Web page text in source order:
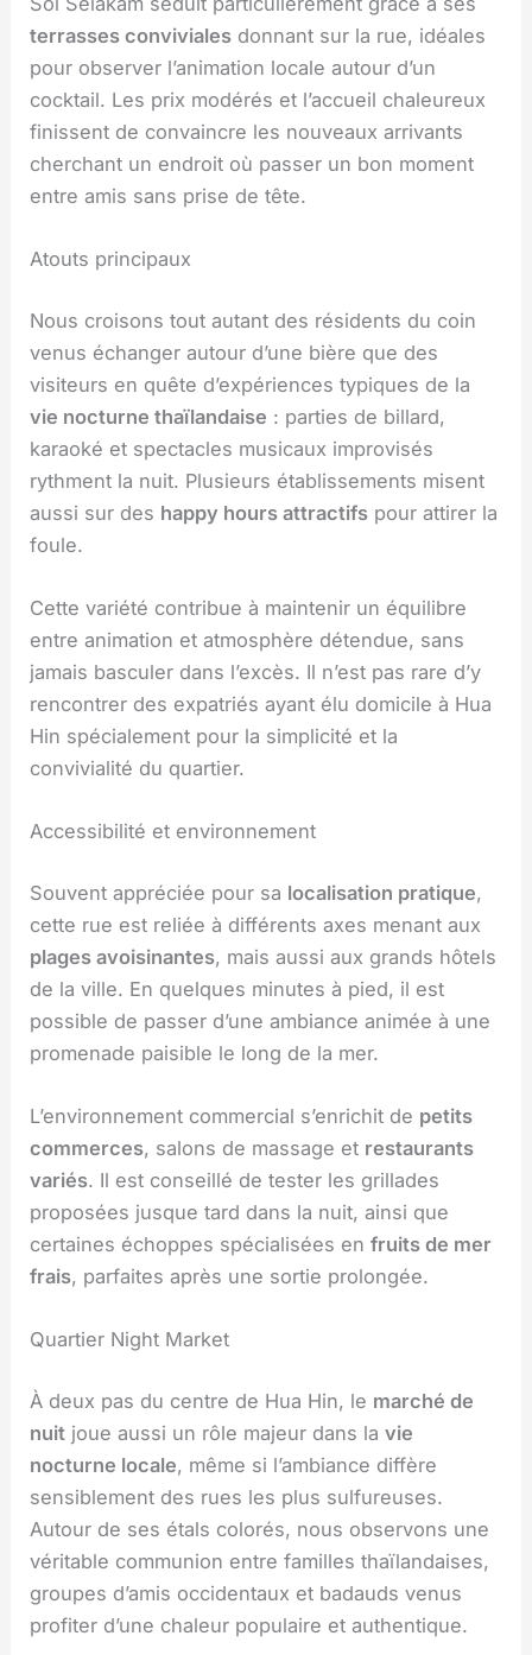
terrasses conviviales donnant sur la rue, idéales
pour observer l’animation locale autour d’un
cocktail. Les prix modérés et l’accueil chaleureux
finissent de convaincre les nouveaux arrivants
cherchant un endroit où passer un bon moment
entre amis sans prise de tête.
Atouts principaux
Nous croisons tout autant des résidents du coin
venus échanger autour d’une bière que des
visiteurs en quête d’expériences typiques de la
vie nocturne thaïlandaise : parties de billard,
karaoké et spectacles musicaux improvisés
rythment la nuit. Plusieurs établissements misent
aussi sur des happy hours attractifs pour attirer la
foule.
Cette variété contribue à maintenir un équilibre
entre animation et atmosphère détendue, sans
jamais basculer dans l’excès. Il n’est pas rare d’y
rencontrer des expatriés ayant élu domicile à Hua
Hin spécialement pour la simplicité et la
convivialité du quartier.
Accessibilité et environnement
Souvent appréciée pour sa localisation pratique,
cette rue est reliée à différents axes menant aux
plages avoisinantes, mais aussi aux grands hôtels
de la ville. En quelques minutes à pied, il est
possible de passer d’une ambiance animée à une
promenade paisible le long de la mer.
L’environnement commercial s’enrichit de petits
commerces, salons de massage et restaurants
variés. Il est conseillé de tester les grillades
proposées jusque tard dans la nuit, ainsi que
certaines échoppes spécialisées enfruits de mer
frais, parfaites après une sortie prolongée.
Quartier Night Market
À deux pas du centre de Hua Hin, le marché de
nuit joue aussi un rôle majeur dans lavie
nocturne locale, même si l’ambiance diffère
sensiblement des rues les plus sulfureuses.
Autour de ses étals colorés, nous observons une
véritable communion entre familles thaïlandaises,
groupes d’amis occidentaux et badauds venus
profiter d’une chaleur populaire et authentique.